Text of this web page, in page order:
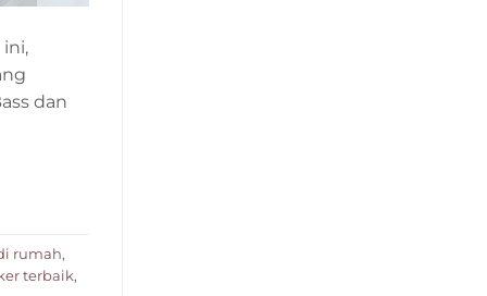
dan
rumah,
terbaik,